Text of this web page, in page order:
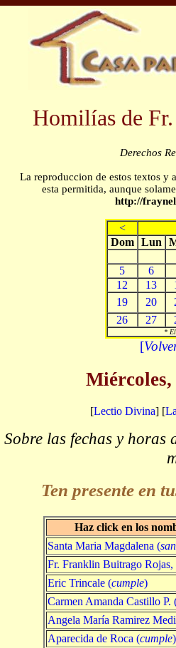
Homilías de
Derechos
La reproduccion de estos textos y
esta permitida, aunque
http://
<
Dom Lun
5
6
12
13
19
20
26
27
*
[
[Lectio Divina] [
Sobre las fechas y horas
Ten presente en
Haz click en los
Santa Maria Magdalena (
Fr. Franklin Buitrago Rojas,
Eric Trincale (cumple)
Carmen Amanda Castillo P.
Angela María Ramirez
Aparecida de Roca (cumple)